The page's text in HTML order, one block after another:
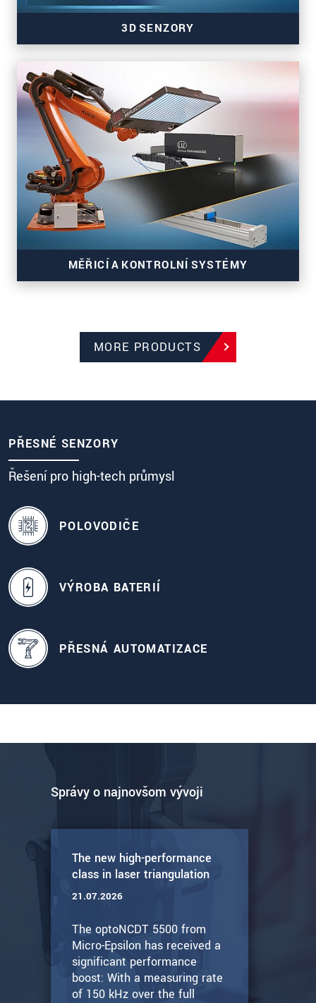
3D SENZORY
3D senzory pro přesné inline měření
MĚŘICÍ A KONTROLNÍ SYSTÉMY
Systémy pro sledování výrobních a pásových
MORE PRODUCTS
PŘESNÉ SENZORY
Řešení pro high-tech průmysl
POLOVODIČE
VÝROBA BATERIÍ
PŘESNÁ AUTOMATIZACE
Správy o najnovšom vývoji
The new high-performance
class in laser triangulation
21.07.2026
The optoNCDT 5500 from
Micro-Epsilon has received a
significant performance
boost: With a measuring rate
of 150 kHz over the full